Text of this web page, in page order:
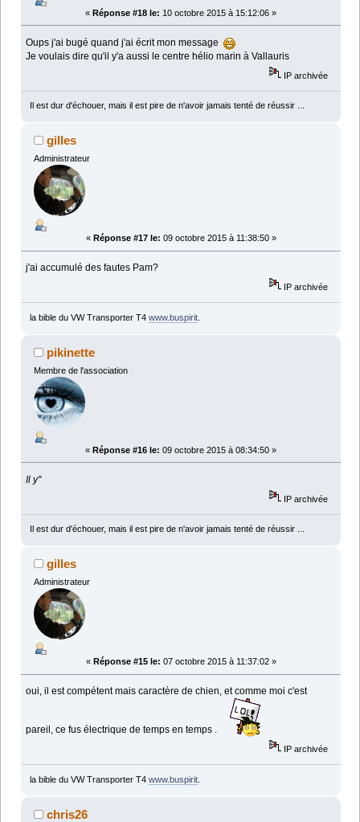
« Réponse #18 le: 10 octobre 2015 à 15:12:06 »
Oups j'ai bugé quand j'ai écrit mon message
Je voulais dire qu'il y'a aussi le centre hélio marin à Vallauris
IP archivée
Il est dur d'échouer, mais il est pire de n'avoir jamais tenté de réussir ...
gilles
Administrateur
« Réponse #17 le: 09 octobre 2015 à 11:38:50 »
j'ai accumulé des fautes Pam?
IP archivée
la bible du VW Transporter T4 www.buspirit.
pikinette
Membre de l'association
« Réponse #16 le: 09 octobre 2015 à 08:34:50 »
Il y"
IP archivée
Il est dur d'échouer, mais il est pire de n'avoir jamais tenté de réussir ...
gilles
Administrateur
« Réponse #15 le: 07 octobre 2015 à 11:37:02 »
oui, il est compétent mais caractère de chien, et comme moi c'est
pareil, ce fus électrique de temps en temps .
IP archivée
la bible du VW Transporter T4 www.buspirit.
chris26